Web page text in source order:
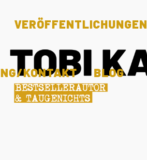
VERÖFFENTLICHUNGEN
KONTAKT BLOG